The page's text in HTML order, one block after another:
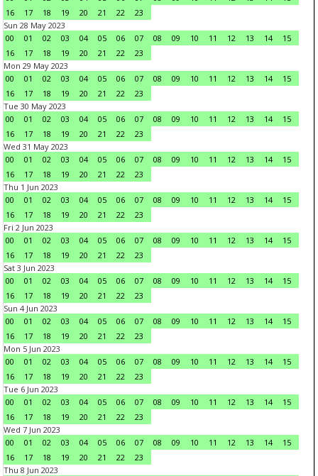
16
17 18 19 20 21 22
23
Sun 28 May 2023
00
01 02 03 04 05 06 07 08 09 10 11 12 13 14
15
16
17 18 19 20 21 22
23
Mon 29 May 2023
00
01 02 03 04 05 06 07 08 09 10 11 12 13 14
15
16
17 18 19 20 21 22
23
Tue 30 May 2023
00
01 02 03 04 05 06 07 08 09 10 11 12 13 14
15
16
17 18 19 20 21 22
23
Wed 31 May 2023
00
01 02 03 04 05 06 07 08 09 10 11 12 13 14
15
16
17 18 19 20 21 22
23
Thu 1 Jun 2023
00
01 02 03 04 05 06 07 08 09 10 11 12 13 14
15
16
17 18 19 20 21 22
23
Fri 2 Jun 2023
00
01 02 03 04 05 06 07 08 09 10 11 12 13 14
15
16
17 18 19 20 21 22
23
Sat 3 Jun 2023
00
01 02 03 04 05 06 07 08 09 10 11 12 13 14
15
16
17 18 19 20 21 22
23
Sun 4 Jun 2023
00
01 02 03 04 05 06 07 08 09 10 11 12 13 14
15
16
17 18 19 20 21 22
23
Mon 5 Jun 2023
00
01 02 03 04 05 06 07 08 09 10 11 12 13 14
15
16
17 18 19 20 21 22
23
Tue 6 Jun 2023
00
01 02 03 04 05 06 07 08 09 10 11 12 13 14
15
16
17 18 19 20 21 22
23
Wed 7 Jun 2023
00
01 02 03 04 05 06 07 08 09 10 11 12 13 14
15
16
17 18 19 20 21 22
23
Thu 8 Jun 2023